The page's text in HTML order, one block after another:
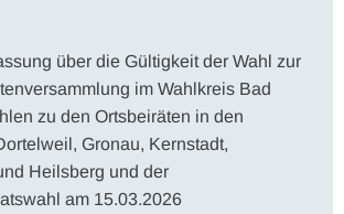
über die Gültigkeit der Wahl zur
im Wahlkreis Bad
zu den Ortsbeiräten in den
Gronau, Kernstadt,
Heilsberg und der
am 15.03.2026